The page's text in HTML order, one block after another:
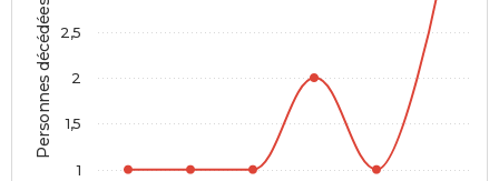
Personnes décédées
1
1,5
2
2,5